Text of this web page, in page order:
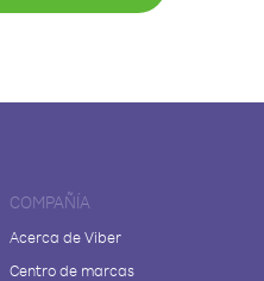
COMPAÑÍA
Acerca de Viber
Centro de marcas